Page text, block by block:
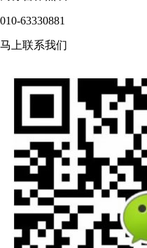
010-63330881
马上联系我们